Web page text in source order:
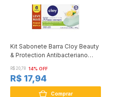
Kit Sabonete Barra Cloy Beauty
& Protection Antibacteriano
R$ 20,78 14% OFF
R$ 17,94
Comprar